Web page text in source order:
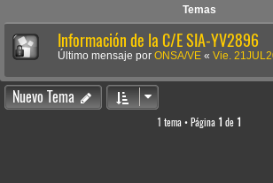
Temas
Información de la C/E SIA-YV2896
Último mensaje por ONSA/VE « Vie.
Nuevo Tema
1 tema • Página 1 de 1